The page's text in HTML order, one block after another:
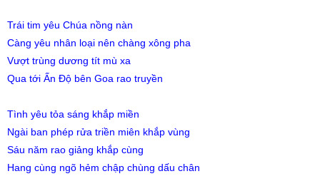
Trái tim yêu Chúa nồng nàn
Càng yêu nhân loại nên chàng xông pha
Vượt trùng dương tít mù xa
Qua tới Ấn Độ bên Goa rao truyền
Tình yêu tỏa sáng khắp miền
Ngài ban phép rửa triền miên khắp vùng
Sáu năm rao giảng khắp cùng
Hang cùng ngõ hẻm chập chùng dấu chân